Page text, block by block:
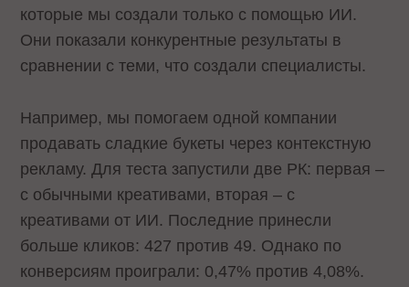
которые мы создали только с помощью ИИ.
Они показали конкурентные результаты в
сравнении с теми, что создали специалисты.
Например, мы помогаем одной компании
продавать сладкие букеты через контекстную
рекламу. Для теста запустили две РК: первая –
с обычными креативами, вторая – с
креативами от ИИ. Последние принесли
больше кликов: 427 против 49. Однако по
конверсиям проиграли: 0,47% против 4,08%.